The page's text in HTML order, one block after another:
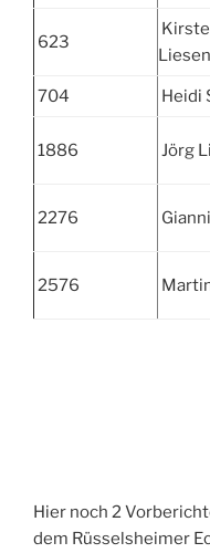
623
704 Heidi
1886 Jörg
2276
2576
Hier noch 2
dem Rüsselsheimer